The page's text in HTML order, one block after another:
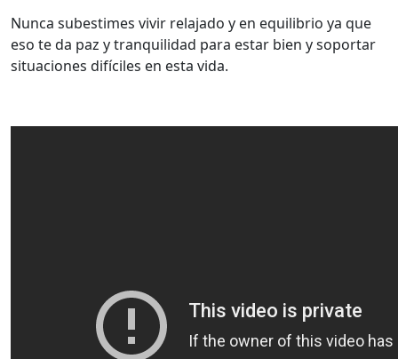
Nunca subestimes vivir relajado y en equilibrio ya que
eso te da paz y tranquilidad para estar bien y soportar
situaciones difíciles en esta vida.